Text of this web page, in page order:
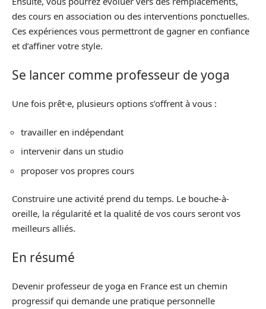
des cours en association ou des interventions ponctuelles.
Ces expériences vous permettront de gagner en confiance
et d’affiner votre style.
Se lancer comme professeur de yoga
Une fois prêt·e, plusieurs options s’offrent à vous :
travailler en indépendant
intervenir dans un studio
proposer vos propres cours
Construire une activité prend du temps. Le bouche-à-
oreille, la régularité et la qualité de vos cours seront vos
meilleurs alliés.
En résumé
Devenir professeur de yoga en France est un chemin
progressif qui demande une pratique personnelle